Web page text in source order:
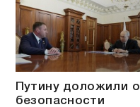
Путину доложили о
безопасности